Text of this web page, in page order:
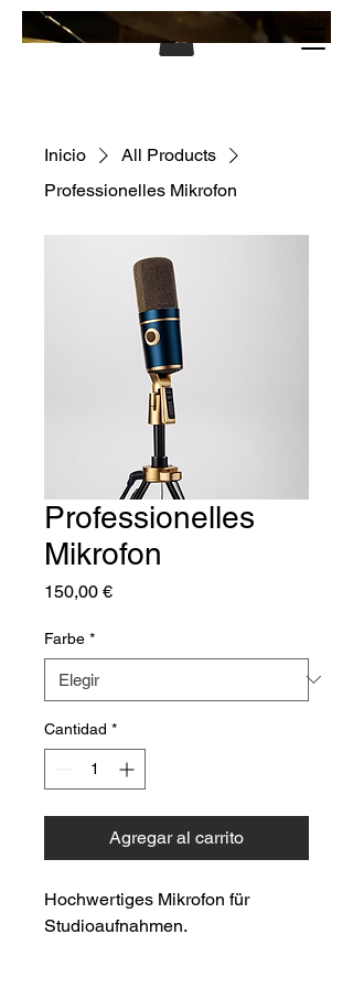
Inicio
All Products
Professionelles Mikrofon
Professionelles
Mikrofon
150,00 €Precio
Farbe *
Cantidad *
Agregar al carrito
Hochwertiges Mikrofon für
Studioaufnahmen.